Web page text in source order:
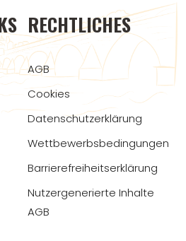
RECHTLICHES
AGB
Cookies
Datenschutzerklärung
Wettbewerbsbedingungen
Barrierefreiheitserklärung
Nutzergenerierte Inhalte
AGB